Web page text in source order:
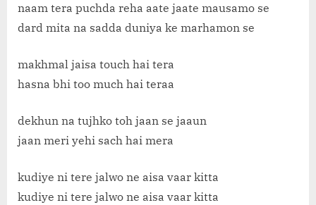
naam tera puchda reha aate jaate mausamo se
dard mita na sadda duniya ke marhamon se
makhmal jaisa touch hai tera
hasna bhi too much hai teraa
dekhun na tujhko toh jaan se jaaun
jaan meri yehi sach hai mera
kudiye ni tere jalwo ne aisa vaar kitta
kudiye ni tere jalwo ne aisa vaar kitta